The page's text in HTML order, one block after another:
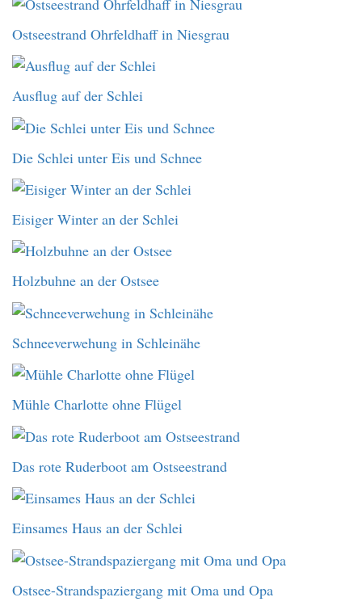
Ostseestrand Ohrfeldhaff in Niesgrau
Ausflug auf der Schlei
Die Schlei unter Eis und Schnee
Eisiger Winter an der Schlei
Holzbuhne an der Ostsee
Schneeverwehung in Schleinähe
Mühle Charlotte ohne Flügel
Das rote Ruderboot am Ostseestrand
Einsames Haus an der Schlei
Ostsee-Strandspaziergang mit Oma und Opa